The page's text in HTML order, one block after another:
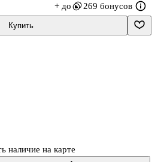
бульоны, каковы основные продукты и
готовить известные соусы,
и проиллюстрированы в этой книге.
+ до 269 бонусов
Купить
наличие на карте